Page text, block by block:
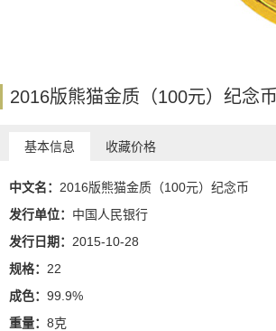
2016版熊猫金质（100元）纪念币
基本信息 收藏价格
中文名： 2016版熊猫金质（100元）纪念币
发行单位： 中国人民银行
发行日期： 2015-10-28
规格： 22
成色： 99.9%
重量： 8克